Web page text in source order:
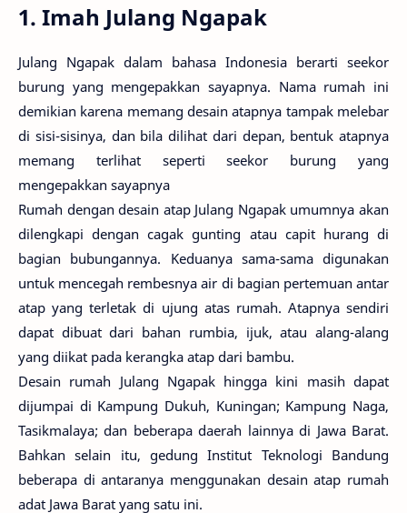
1. Imah Julang Ngapak
Julang Ngapak dalam bahasa Indonesia berarti seekor
burung yang mengepakkan sayapnya. Nama rumah ini
demikian karena memang desain atapnya tampak melebar
di sisi-sisinya, dan bila dilihat dari depan, bentuk atapnya
memang terlihat seperti seekor burung yang
mengepakkan sayapnya
Rumah dengan desain atap Julang Ngapak umumnya akan
dilengkapi dengan cagak gunting atau capit hurang di
bagian bubungannya. Keduanya sama-sama digunakan
untuk mencegah rembesnya air di bagian pertemuan antar
atap yang terletak di ujung atas rumah. Atapnya sendiri
dapat dibuat dari bahan rumbia, ijuk, atau alang-alang
yang diikat pada kerangka atap dari bambu.
Desain rumah Julang Ngapak hingga kini masih dapat
dijumpai di Kampung Dukuh, Kuningan; Kampung Naga,
Tasikmalaya; dan beberapa daerah lainnya di Jawa Barat.
Bahkan selain itu, gedung Institut Teknologi Bandung
beberapa di antaranya menggunakan desain atap rumah
adat Jawa Barat yang satu ini.